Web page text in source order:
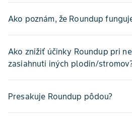
Ako poznám, že Roundup
Ako znížiť účinky Roundup pri
zasiahnutí iných plodín/
Presakuje Roundup pôdou?